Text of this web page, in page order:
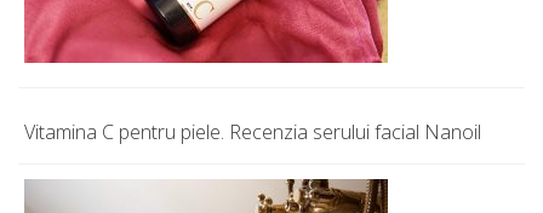
Vitamina C pentru piele. Recenzia serului facial Nanoil